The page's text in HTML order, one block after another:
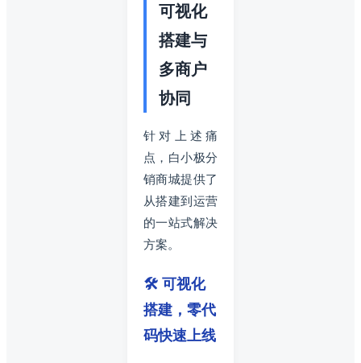
可视化
搭建与
多商户
协同
针对上述痛
点，白小极分
销商城提供了
从搭建到运营
的一站式解决
方案。
🛠️ 可视化
搭建，零代
码快速上线